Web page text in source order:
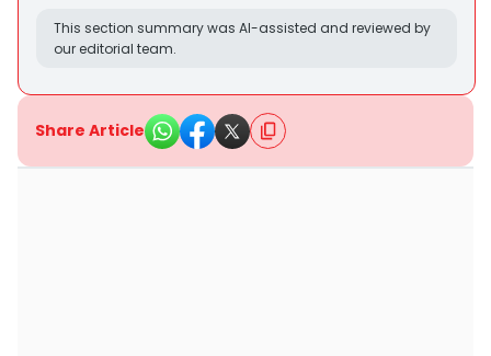
This section summary was AI-assisted and reviewed by
our editorial team.
Share Article